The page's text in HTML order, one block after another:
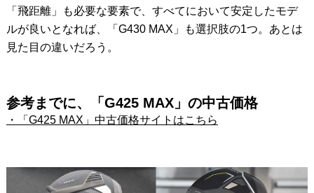
「飛距離」も必要な要素で、すべてにおいて安定したモデ
ルが良いとなれば、「G430 MAX」も選択肢の1つ。あとは
見た目の違いだろう。
参考までに、「G425 MAX」の中古価格
・「G425 MAX」中古価格サイトはこちら